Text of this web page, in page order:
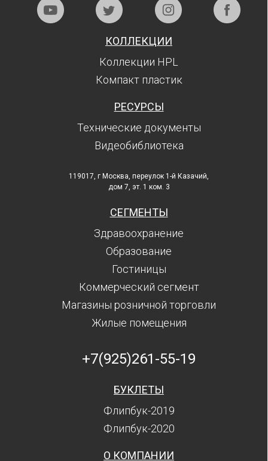
КОЛЛЕКЦИИ
Коллекции HPL
Компакт пластик
РЕСУРСЫ
Технические документы
Видеобиблиотека
119017, г Москва, переулок 1-й Казачий,
дом 7, эт. 1 ком. 3
СЕГМЕНТЫ
Здравоохранение
Образование
Гостиницы
Коммерческий сегмент
Магазины розничной торговли
Жилые помещения
+7(925)261-55-19
БУКЛЕТЫ
Флипбук-2019
Флипбук-2020
О КОМПАНИИ